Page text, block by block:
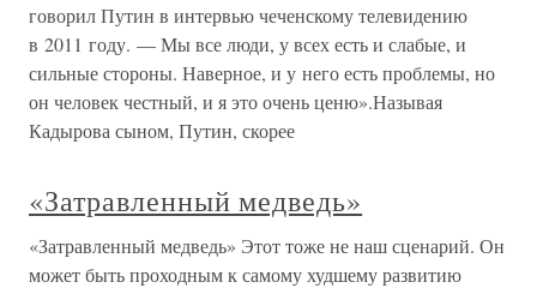
говорил Путин в интервью чеченскому телевидению
в 2011 году. — Мы все люди, у всех есть и слабые, и
сильные стороны. Наверное, и у него есть проблемы, но
он человек честный, и я это очень ценю».Называя
Кадырова сыном, Путин, скорее
«Затравленный медведь»
«Затравленный медведь» Этот тоже не наш сценарий. Он
может быть проходным к самому худшему развитию